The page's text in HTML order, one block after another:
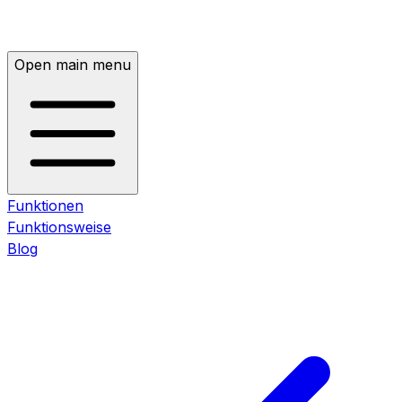
Open main menu
Funktionen
Funktionsweise
Blog